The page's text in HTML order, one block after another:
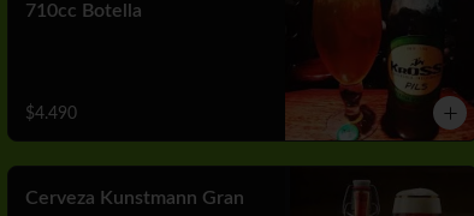
710cc Botella
$4.490
Cerveza Kunstmann Gran